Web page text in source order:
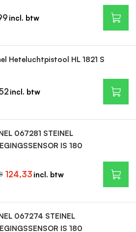
Heteluchtpistool HL 1821 S
067281 STEINEL
IS 180
124,33
067274 STEINEL
IS 180